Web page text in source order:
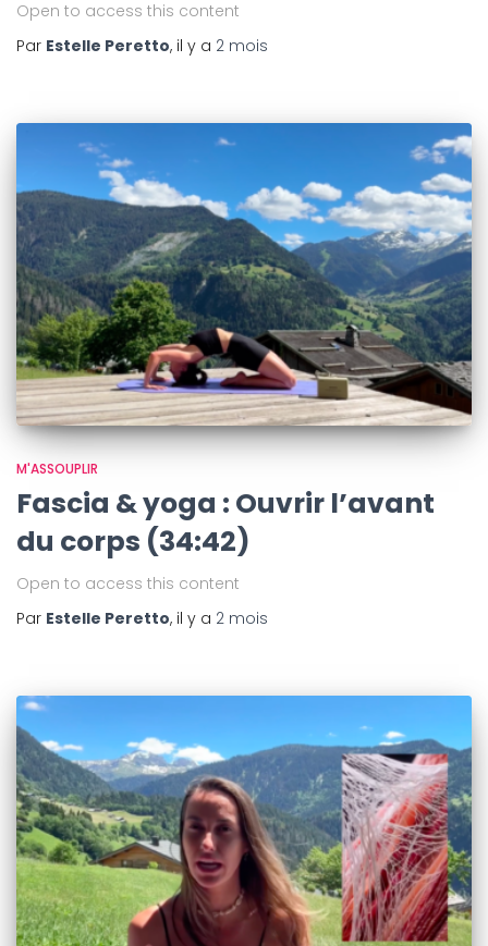
Open to access this content
Par Estelle Peretto, il y a 2 mois
M'ASSOUPLIR
Fascia & yoga : Ouvrir l’avant
du corps (34:42)
Open to access this content
Par Estelle Peretto, il y a 2 mois